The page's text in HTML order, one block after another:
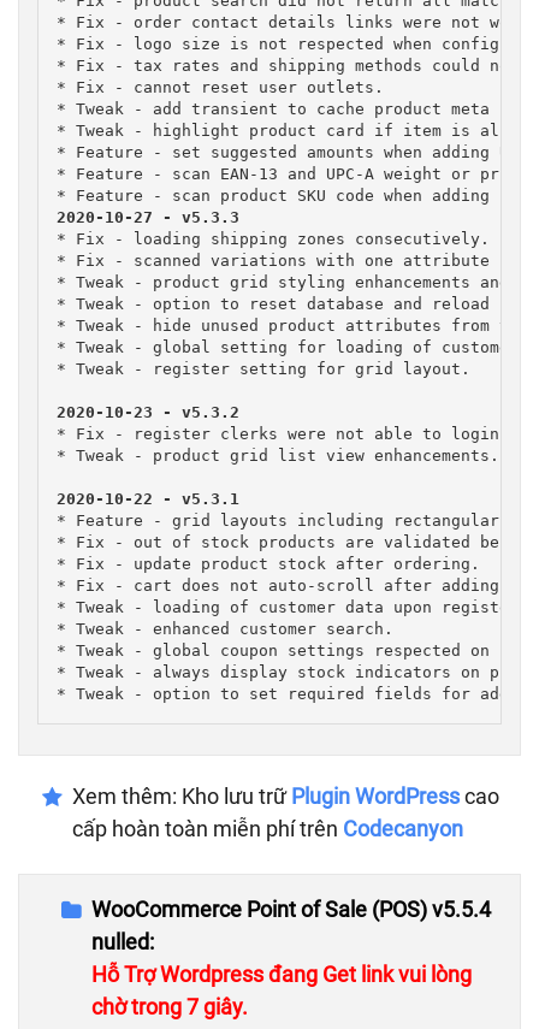
* Fix - order contact details links were not
* Fix - logo size is not respected when
* Fix - tax rates and shipping methods could not
* Fix - cannot reset user outlets.
* Tweak - add transient to cache product meta
* Tweak - highlight product card if item is
* Feature - set suggested amounts when adding
* Feature - scan EAN-13 and UPC-A weight or
* Feature - scan product SKU code when adding
* Fix - loading shipping zones consecutively.
* Fix - scanned variations with one attribute not
* Tweak - product grid styling enhancements and
* Tweak - option to reset database and reload
* Tweak - hide unused product attributes from
* Tweak - global setting for loading of
* Tweak - register setting for grid layout.
2020-10-23 - v5.3.2
* Fix - register clerks were not able to login to
* Tweak - product grid list view enhancements.
2020-10-22 - v5.3.1
* Feature - grid layouts including rectangular
* Fix - out of stock products are validated
* Fix - update product stock after ordering.
* Fix - cart does not auto-scroll after adding
* Tweak - loading of customer data upon
* Tweak - enhanced customer search.
* Tweak - global coupon settings respected on
* Tweak - always display stock indicators on
* Tweak - option to set required fields for adding
Xem thêm: Kho lưu trữPlugin WordPresscao
cấp hoàn toàn miễn phí trên Codecanyon
WooCommerce Point of Sale (POS) v5.5.4
nulled:
Hỗ Trợ Wordpress đang Get link vui lòng
chờ trong 6 giây.